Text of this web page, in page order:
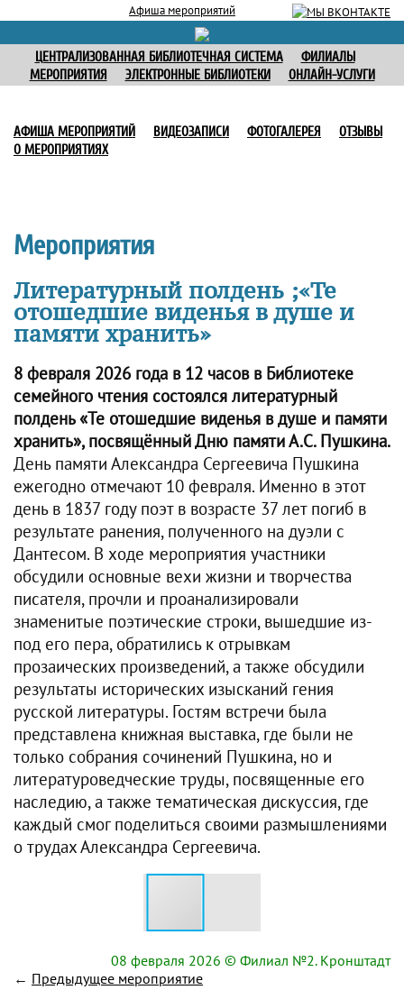
Афиша мероприятий
ЦЕНТРАЛИЗОВАННАЯ БИБЛИОТЕЧНАЯ СИСТЕМА
ФИЛИАЛЫ
МЕРОПРИЯТИЯ
ЭЛЕКТРОННЫЕ БИБЛИОТЕКИ ОНЛАЙН-УСЛУГИ
АФИША МЕРОПРИЯТИЙ ВИДЕОЗАПИСИ ФОТОГАЛЕРЕЯ
ОТЗЫВЫ
О МЕРОПРИЯТИЯХ
Мероприятия
Литературный полдень ;«Те
отошедшие виденья в душе и
памяти хранить»
8 февраля 2026 года в 12 часов в Библиотеке
семейного чтения состоялся литературный
полдень «Те отошедшие виденья в душе и памяти
хранить», посвящённый Дню памяти А.С. Пушкина.
День памяти Александра Сергеевича Пушкина
ежегодно отмечают 10 февраля. Именно в этот
день в 1837 году поэт в возрасте 37 лет погиб в
результате ранения, полученного на дуэли с
Дантесом. В ходе мероприятия участники
обсудили основные вехи жизни и творчества
писателя, прочли и проанализировали
знаменитые поэтические строки, вышедшие из-
под его пера, обратились к отрывкам
прозаических произведений, а также обсудили
результаты исторических изысканий гения
русской литературы. Гостям встречи была
представлена книжная выставка, где были не
только собрания сочинений Пушкина, но и
литературоведческие труды, посвященные его
наследию, а также тематическая дискуссия, где
каждый смог поделиться своими размышлениями
о трудах Александра Сергеевича.
08 февраля 2026 © Филиал №2. Кронштадт
← Предыдущее мероприятие